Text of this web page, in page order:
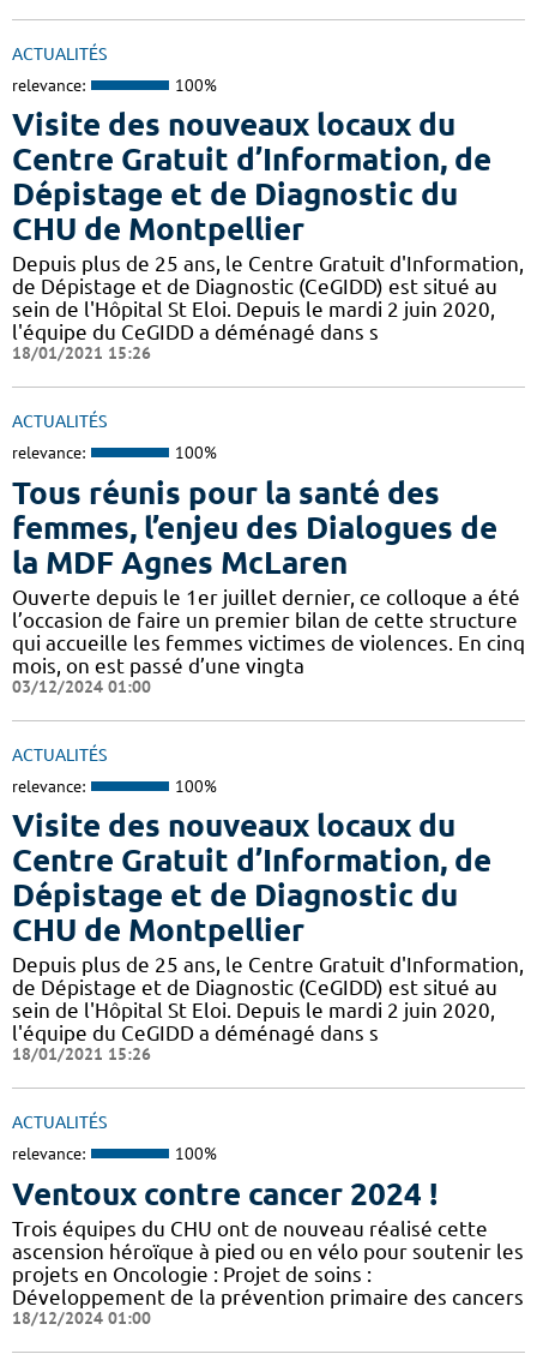
ACTUALITÉS
relevance: 100%
Visite des nouveaux locaux du
Centre Gratuit d’Information, de
Dépistage et de Diagnostic du
CHU de Montpellier
Depuis plus de 25 ans, le Centre Gratuit d'Information,
de Dépistage et de Diagnostic (CeGIDD) est situé au
sein de l'Hôpital St Eloi. Depuis le mardi 2 juin 2020,
l'équipe du CeGIDD a déménagé dans s
18/01/2021 15:26
ACTUALITÉS
relevance: 100%
Tous réunis pour la santé des
femmes, l’enjeu des Dialogues de
la MDF Agnes McLaren
Ouverte depuis le 1er juillet dernier, ce colloque a été
l’occasion de faire un premier bilan de cette structure
qui accueille les femmes victimes de violences. En cinq
mois, on est passé d’une vingta
03/12/2024 01:00
ACTUALITÉS
relevance: 100%
Visite des nouveaux locaux du
Centre Gratuit d’Information, de
Dépistage et de Diagnostic du
CHU de Montpellier
Depuis plus de 25 ans, le Centre Gratuit d'Information,
de Dépistage et de Diagnostic (CeGIDD) est situé au
sein de l'Hôpital St Eloi. Depuis le mardi 2 juin 2020,
l'équipe du CeGIDD a déménagé dans s
18/01/2021 15:26
ACTUALITÉS
relevance: 100%
Ventoux contre cancer 2024 !
​​​Trois équipes du CHU ont de nouveau réalisé cette
ascension héroïque à pied ou en vélo pour soutenir les
projets en Oncologie : Projet de soins :
Développement de la prévention primaire des cancers
18/12/2024 01:00